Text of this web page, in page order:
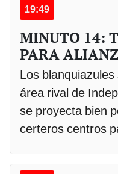
19:49
MINUTO 14:
PARA
Los
área rival de
se proyecta bien
certeros centros